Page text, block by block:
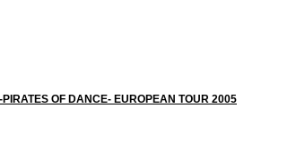
PIRATES OF DANCE- EUROPEAN TOUR 2005